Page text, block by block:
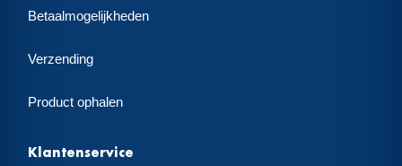
Betaalmogelijkheden
Verzending
Product ophalen
Klantenservice